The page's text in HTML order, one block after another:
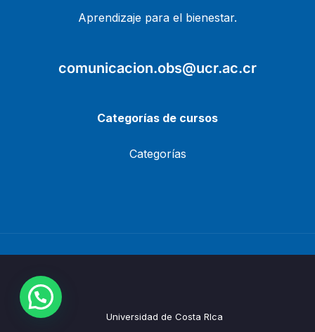
Aprendizaje para el bienestar.
comunicacion.obs@ucr.ac.cr
Categorías de cursos
Categorías
Universidad de Costa RIca